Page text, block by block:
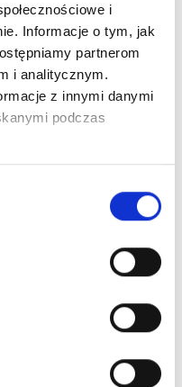
i
Informacje o tym, jak
partnerom
i analitycznym.
z innymi danymi
podczas
jest dokładne
jakie ma
znajdą Państwo
o szerokim
długotrwałą
odpowiednich